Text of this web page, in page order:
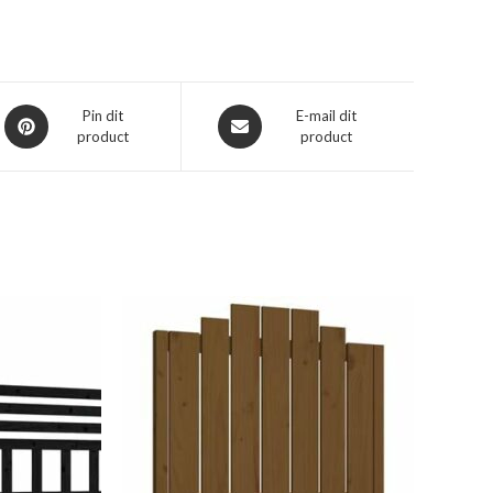
Opent
in
Pin dit
product
Opent
in
E-mail dit
product